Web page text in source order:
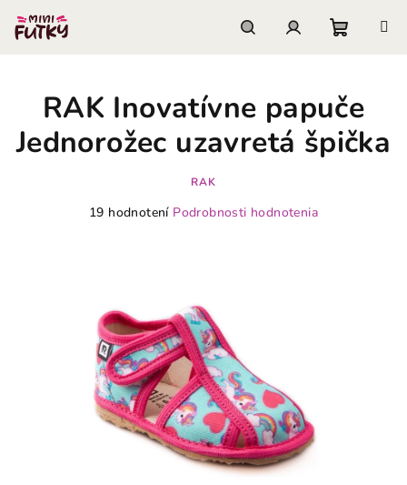
obsah
košík
RAK Inovatívne papuče
Jednorožec uzavretá špička
RAK
Priemerné
hviezdičiek.
19 hodnotení Podrobnosti hodnotenia